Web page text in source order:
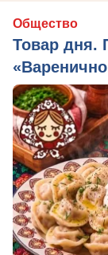
Общество
Товар дня.